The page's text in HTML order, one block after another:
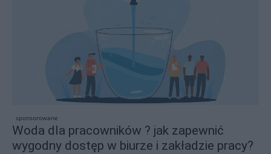
sponsorowane
Woda dla pracowników ? jak zapewnić
wygodny dostęp w biurze i zakładzie pracy?